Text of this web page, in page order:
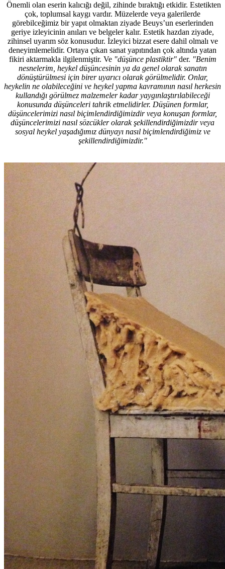
Önemli olan eserin kalıcığı değil, zihinde bıraktığı etkidir. Estetikten
çok, toplumsal kaygı vardır. Müzelerde veya galerilerde
görebilceğimiz bir yapıt olmaktan ziyade Beuys’un eserlerinden
geriye izleyicinin anıları ve belgeler kalır. Estetik hazdan ziyade,
zihinsel uyarım söz konusudur. İzleyici bizzat esere dahil olmalı ve
deneyimlemelidir. Ortaya çıkan sanat yapıtından çok altında yatan
fikiri aktarmakla ilgilenmiştir. Ve "düşünce plastiktir" der. "Benim
nesnelerim, heykel düşüncesinin ya da genel olarak sanatın
dönüştürülmesi için birer uyarıcı olarak görülmelidir. Onlar,
heykelin ne olabileceğini ve heykel yapma kavramının nasıl herkesin
kullandığı görülmez malzemeler kadar yaygınlaştırılabileceği
konusunda düşünceleri tahrik etmelidirler. Düşünen formlar,
düşüncelerimizi nasıl biçimlendirdiğimizdir veya konuşan formlar,
düşüncelerimizi nasıl sözcükler olarak şekillendirdiğimizdir veya
sosyal heykel yaşadığımız dünyayı nasıl biçimlendirdiğimiz ve
şekillendirdiğimizdir."